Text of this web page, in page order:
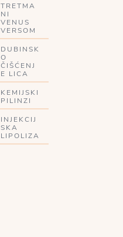
TRETMA
NI
VENUS
VERSOM
DUBINSK
O
ČIŠĆENJ
E LICA
KEMIJSKI
PILINZI
INJEKCIJ
SKA
LIPOLIZA